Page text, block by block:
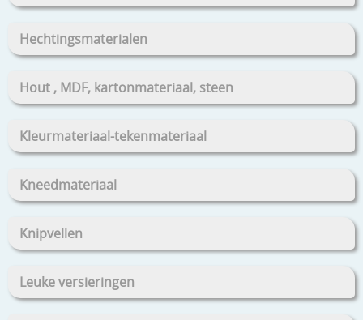
Hechtingsmaterialen
Hout , MDF, kartonmateriaal, steen
Kleurmateriaal-tekenmateriaal
Kneedmateriaal
Knipvellen
Leuke versieringen